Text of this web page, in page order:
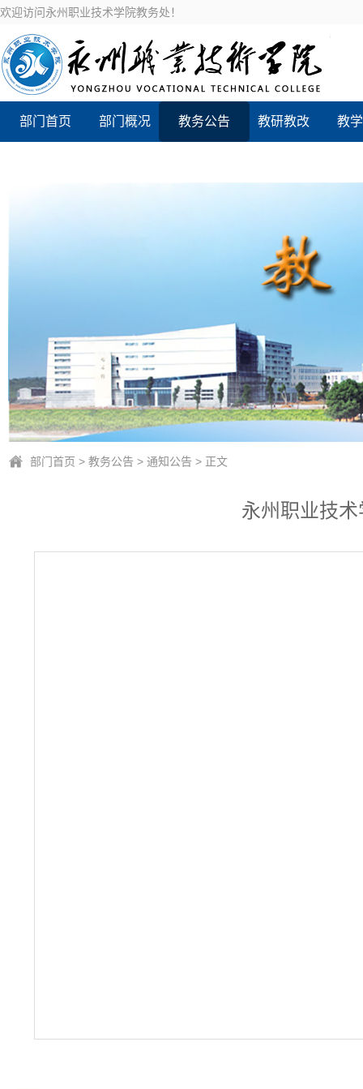
欢迎访问永州职业技术学院教务处！
部门首页 部门概况 教务公告 教研教改 教
部门首页 > 教务公告 > 通知公告 > 正文
永州职业技